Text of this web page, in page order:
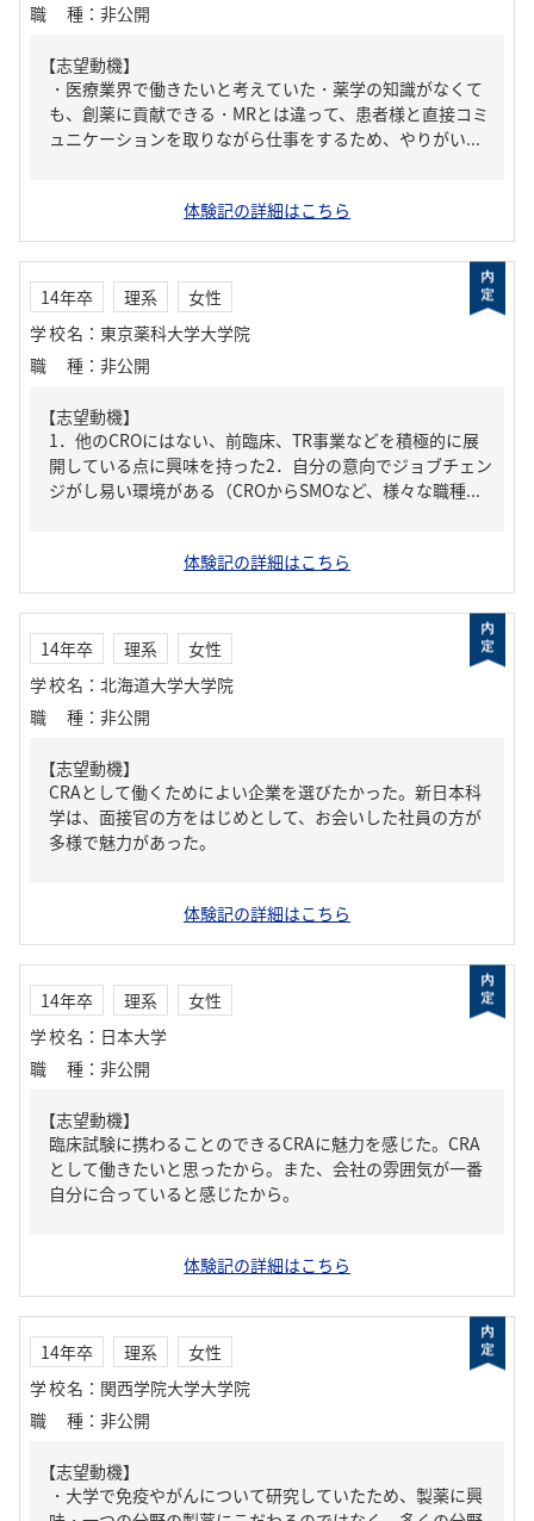
職種 ： 非公開
【志望動機】
・医療業界で働きたいと考えていた・薬学の知識がなくて
も、創薬に貢献できる・MRとは違って、患者様と直接コミ
ュニケーションを取りながら仕事をするため、やりがい...
体験記の詳細はこちら
14年卒 理系
女性
学校名 ： 東京薬科大学大学院
職種 ： 非公開
【志望動機】
1．他のCROにはない、前臨床、TR事業などを積極的に展
開している点に興味を持った2．自分の意向でジョブチェン
ジがし易い環境がある（CROからSMOなど、様々な職種...
体験記の詳細はこちら
14年卒 理系
女性
学校名 ： 北海道大学大学院
職種 ： 非公開
【志望動機】
CRAとして働くためによい企業を選びたかった。新日本科
学は、面接官の方をはじめとして、お会いした社員の方が
多様で魅力があった。
体験記の詳細はこちら
14年卒 理系
女性
学校名 ： 日本大学
職種 ： 非公開
【志望動機】
臨床試験に携わることのできるCRAに魅力を感じた。CRA
として働きたいと思ったから。また、会社の雰囲気が一番
自分に合っていると感じたから。
体験記の詳細はこちら
14年卒 理系
女性
学校名 ： 関西学院大学大学院
職種 ： 非公開
【志望動機】
・大学で免疫やがんについて研究していたため、製薬に興